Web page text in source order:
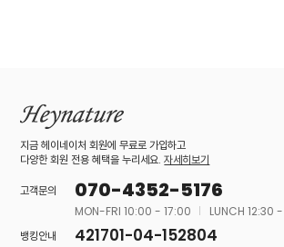
지금 헤이네이처 회원에 무료로 가입하고
다양한 회원 전용 혜택을 누리세요.자세히보기
고객문의
070-4352-5176
MON-FRI 10:00 - 17:00
LUNCH 12:30
뱅킹안내
421701-04-152804